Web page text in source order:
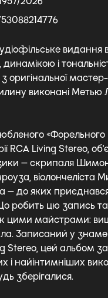
видання
динамікою і
оригінальної
виконані
RCA Living Stereo,
— скрипаля
віолончеліста
— до яких
робить цю запись
цими майстрами:
Записаний у
Stereo, цей альбом
і найінтимніших
зберігалися.